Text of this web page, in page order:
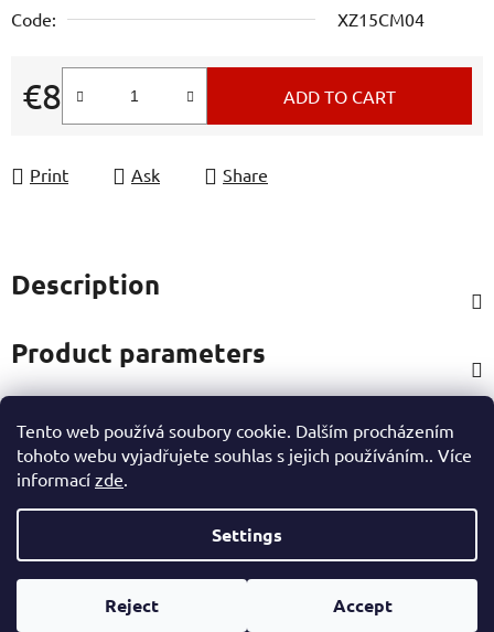
Tento web používá soubory cookie. Dalším procházením
tohoto webu vyjadřujete souhlas s jejich používáním.. Více
informací zde.
Settings
Reject Accept
Code:
XZ15CM04
€8
Measure price:
ADD TO CART
Print Ask Share
Description
Product parameters
Rating
Other information
Created by Shoptet
Copyright 2026
eshop Hynek Medřický. All rights